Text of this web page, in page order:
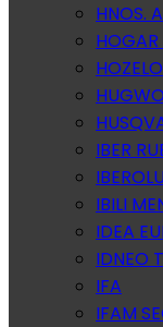
HNOS.
HOGAR
IBER
IBILI
IDEA
IDNEO
IFA
IFAM